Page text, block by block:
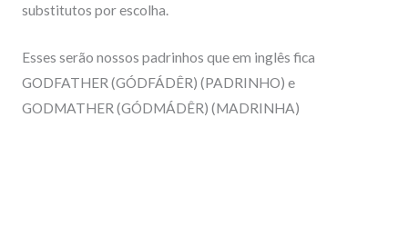
substitutos por escolha.
Esses serão nossos padrinhos que em inglês fica
GODFATHER (GÓDFÁDÊR) (PADRINHO) e
GODMATHER (GÓDMÁDÊR) (MADRINHA)